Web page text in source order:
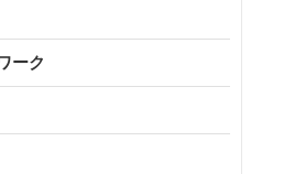
ーク